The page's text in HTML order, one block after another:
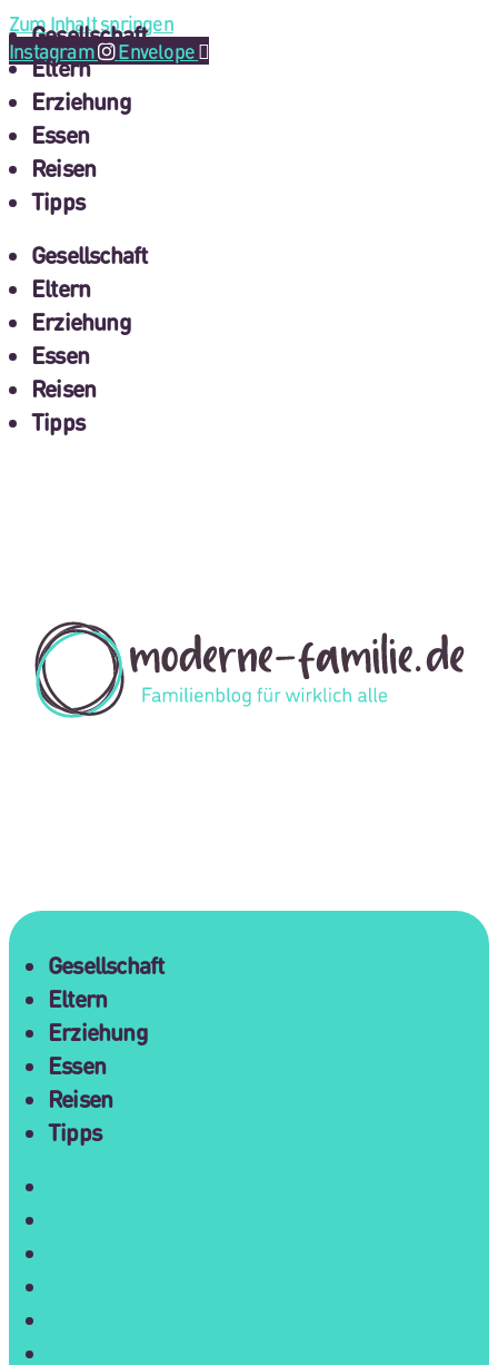
Zum Inhalt springen
Instagram
Envelope
Gesellschaft
Eltern
Erziehung
Essen
Reisen
Tipps
Gesellschaft
Eltern
Erziehung
Essen
Reisen
Tipps
Gesellschaft
Eltern
Erziehung
Essen
Reisen
Tipps